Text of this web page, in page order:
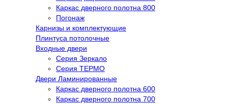
Каркас дверного полотна 800
Погонаж
Карнизы и комплектующие
Плинтуса потолочные
Входные двери
Серия Зеркало
Серия ТЕРМО
Двери Ламинированные
Каркас дверного полотна 600
Каркас дверного полотна 700